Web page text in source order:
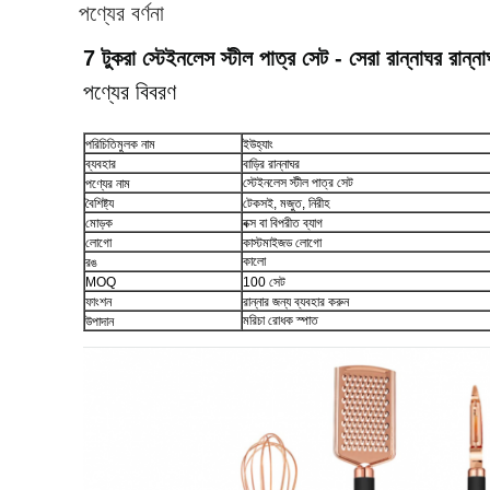
পণ্যের বর্ণনা
7 টুকরা স্টেইনলেস স্টীল পাত্র সেট - সেরা রান্নাঘর
পণ্যের বিবরণ
পরিচিতিমুলক নাম
ইউহ্যাং
ব্যবহার
বাড়ির রান্নাঘর
পণ্যের নাম
স্টেইনলেস স্টীল পাত্র সেট
বৈশিষ্ট্য
টেকসই, মজুত, নিরীহ
মোড়ক
বক্স বা বিপরীত ব্যাগ
লোগো
কাস্টমাইজড লোগো
রঙ
কালো
MOQ
100 সেট
ফাংশন
রান্নার জন্য ব্যবহার করুন
উপাদান
মরিচা রোধক স্পাত